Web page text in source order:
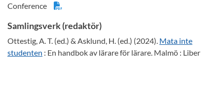
Conference
Samlingsverk (redaktör)
Ottestig, A. T. (ed.) & Asklund, H. (ed.) (2024). Mata inte
studenten : En handbok av lärare för lärare. Malmö : Liber